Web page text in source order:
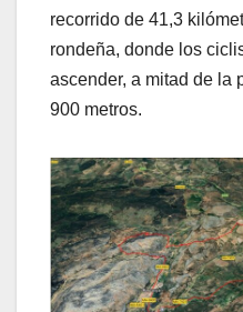
recorrido de 41,3
rondeña, donde los
ascender, a mitad de la
900 metros.